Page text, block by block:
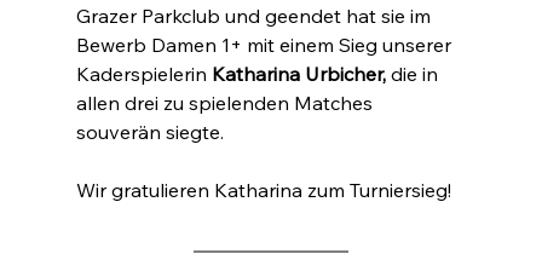
Grazer Parkclub und geendet hat sie im
Bewerb Damen 1+ mit einem Sieg unserer
Kaderspielerin Katharina Urbicher, die in
allen drei zu spielenden Matches
souverän siegte.
Wir gratulieren Katharina zum Turniersieg!